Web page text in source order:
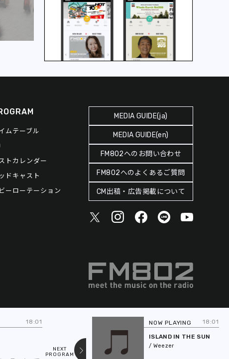
18:01
NEXT
PROGRAM
PREV
PROGRAM
NOW PLAYING 18:01
ISLAND IN THE SUN
/ Weezer
ムテーブル
トカレンダー
ドキャスト
ーローテーション
MEDIA GUIDE(ja)
MEDIA GUIDE(en)
FM802へのお問い合わせ
FM802へのよくあるご質問
CM出稿・広告掲載について